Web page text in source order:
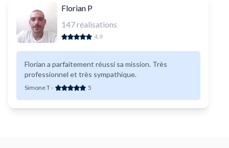
Florian P
147réalisations
4.9
Florian a parfaitement réussi sa mission. Très
professionnel et très sympathique.
Simone T- 5